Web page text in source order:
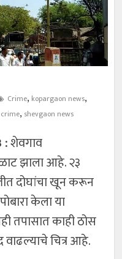
Crime, kopargaon news,
, shevgaon news
:शेवगाव
झाला आहे. २३
दोघांचा खून करून
केला या
तपासात काही ठोस
वाढल्याचे चित्र आहे.